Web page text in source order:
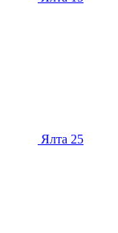
Ялта 25